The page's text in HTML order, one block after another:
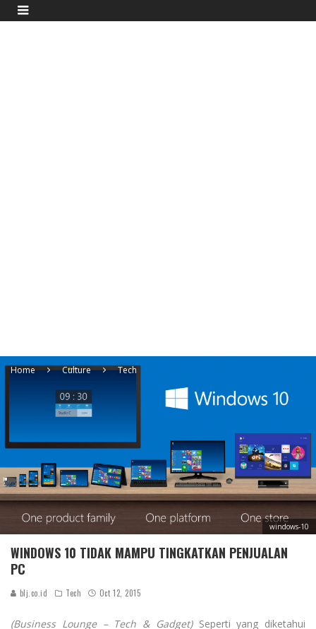
Home Culture Tech
windows-10
WINDOWS 10 TIDAK MAMPU TINGKATKAN PENJUALAN
PC
blj.co.id Tech Oct 12, 2015
(Business Lounge – Tech & Gadget)Seperti yang diketahui